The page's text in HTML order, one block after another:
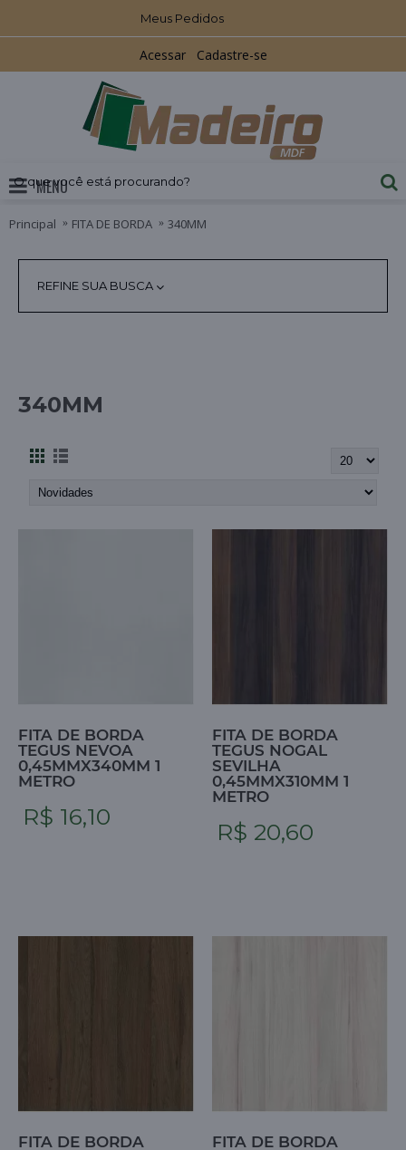
Meus Pedidos
Acessar Cadastre-se
MENU
Principal FITA DE BORDA 340MM
REFINE SUA BUSCA
340MM
FITA DE BORDA
TEGUS NEVOA
0,45MMX340MM 1
METRO
R$ 16,10
FITA DE BORDA
TEGUS NOGAL
SEVILHA
0,45MMX310MM 1
METRO
R$ 20,60
FITA DE BORDA
FITA DE BORDA